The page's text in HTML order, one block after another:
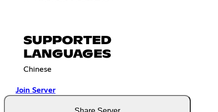
SUPPORTED
LANGUAGES
Chinese
Join Server